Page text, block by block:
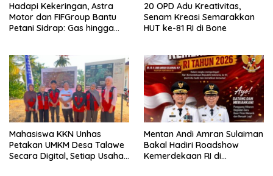
Hadapi Kekeringan, Astra
Motor dan FIFGroup Bantu
Petani Sidrap: Gas hingga
20 OPD Adu Kreativitas,
Senam Kreasi Semarakkan
HUT ke-81 RI di Bone
Mahasiswa KKN Unhas
Petakan UMKM Desa Talawe
Secara Digital, Setiap Usaha
Mentan Andi Amran Sulaiman
Bakal Hadiri Roadshow
Kemerdekaan RI di